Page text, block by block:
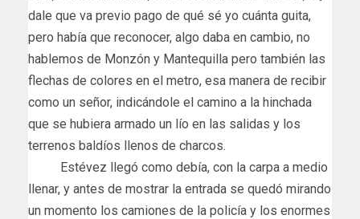
dale que va previo pago de qué sé yo cuánta guita,
pero había que reconocer, algo daba en cambio, no
hablemos de Monzón y Mantequilla pero también las
flechas de colores en el metro, esa manera de recibir
como un señor, indicándole el camino a la hinchada
que se hubiera armado un lío en las salidas y los
terrenos baldíos llenos de charcos.
Estévez llegó como debía, con la carpa a medio
llenar, y antes de mostrar la entrada se quedó mirando
un momento los camiones de la policía y los enormes